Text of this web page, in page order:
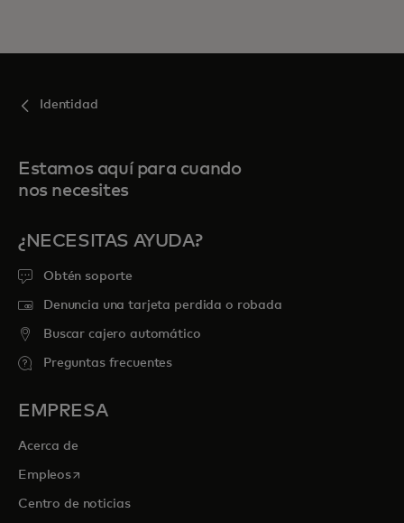
Identidad
Estamos aquí para cuando
nos necesites
¿NECESITAS AYUDA?
Obtén soporte
Denuncia una tarjeta perdida o robada
Buscar cajero automático
Preguntas frecuentes
EMPRESA
Acerca de
Empleosse abre en una pestaña nueva
Centro de noticias